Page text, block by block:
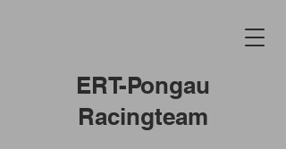
ERT-Pongau
Racingteam